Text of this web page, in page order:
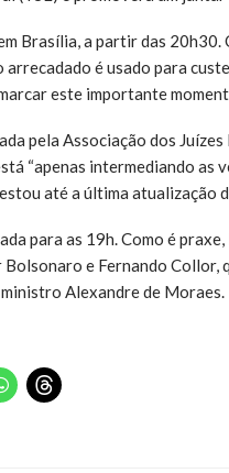
Brasília, a partir das
é usado para
este importante
pela Associação dos
“apenas intermediando as
até a última atualização
para as 19h. Como é
e Fernando Collor,
Alexandre de Moraes.
Clique
para
Clique
para